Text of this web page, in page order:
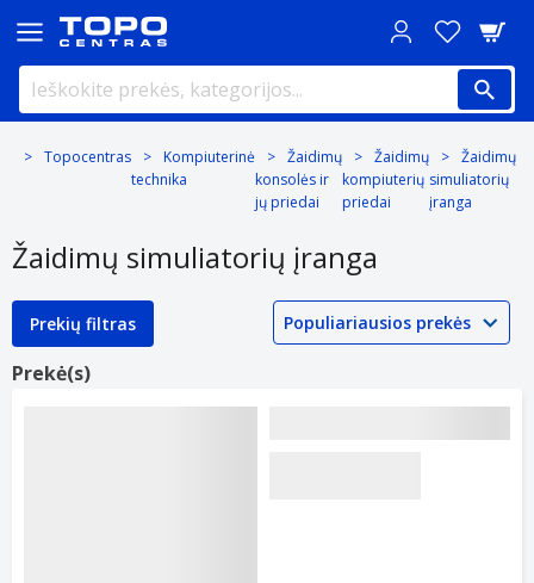
Topocentras
Kompiuterinė
technika
Žaidimų
konsolės ir
jų priedai
Žaidimų
kompiuterių
priedai
Žaidimų
simuliatorių
įranga
Žaidimų simuliatorių įranga
Prekių filtras
Prekė(s)